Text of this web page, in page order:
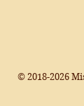
© 2018-2026